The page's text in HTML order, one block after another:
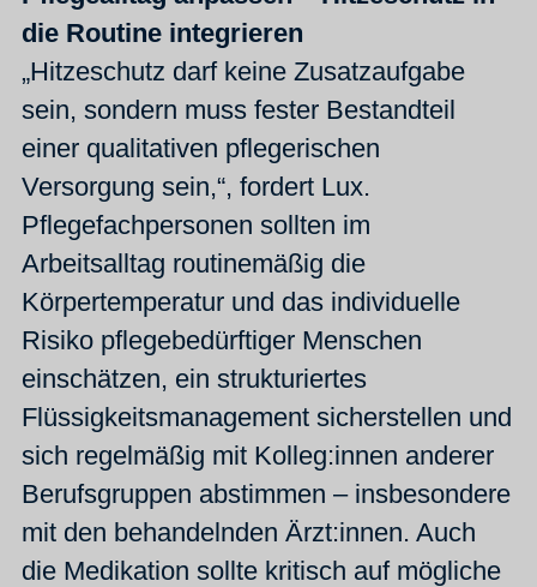
die Routine integrieren
„Hitzeschutz darf keine Zusatzaufgabe
sein, sondern muss fester Bestandteil
einer qualitativen pflegerischen
Versorgung sein,“, fordert Lux.
Pflegefachpersonen sollten im
Arbeitsalltag routinemäßig die
Körpertemperatur und das individuelle
Risiko pflegebedürftiger Menschen
einschätzen, ein strukturiertes
Flüssigkeitsmanagement sicherstellen und
sich regelmäßig mit Kolleg:innen anderer
Berufsgruppen abstimmen – insbesondere
mit den behandelnden Ärzt:innen. Auch
die Medikation sollte kritisch auf mögliche